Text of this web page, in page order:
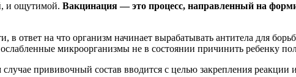
и ощутимой. Вакцинация — это процесс, направленный на
ответ на что организм начинает вырабатывать антитела для
микроорганизмы не в состоянии причинить ребенку
прививочный состав вводится с целью закрепления